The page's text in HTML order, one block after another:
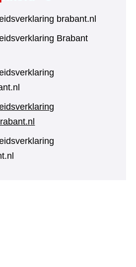
brabant.nl
Brabant